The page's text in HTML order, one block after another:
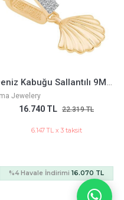
Siyah Mineli Tektaş Yüzük
Ema Jewelery
36.269 TL 48.359 TL
13.319 TL x 3 taksit
%4 Havale İndirimi34.818 TL